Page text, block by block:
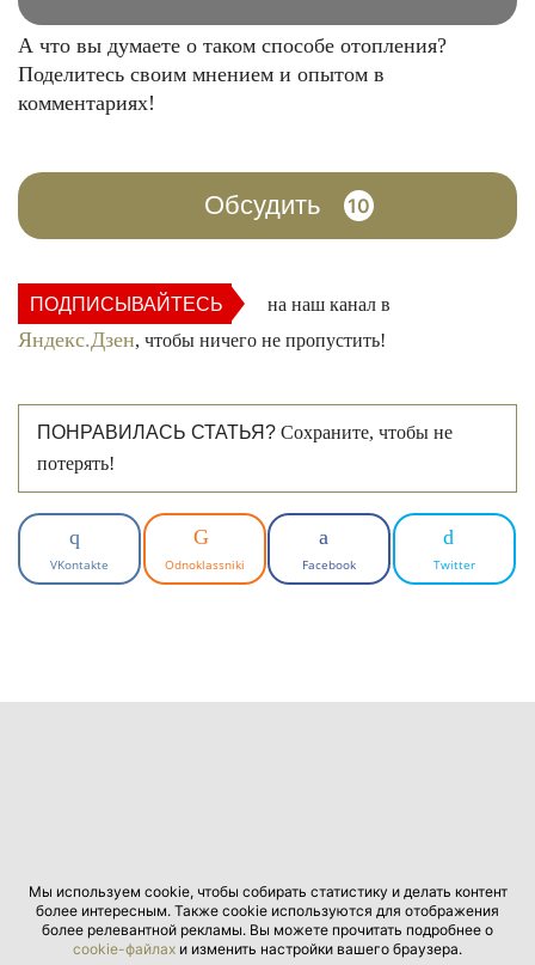
А что вы думаете о таком способе отопления?
Поделитесь своим мнением и опытом в
комментариях!
Обсудить 10
ПОДПИСЫВАЙТЕСЬ на наш канал в
Яндекс.Дзен, чтобы ничего не пропустить!
ПОНРАВИЛАСЬ СТАТЬЯ? Сохраните, чтобы не
потерять!
VKontakte Odnoklassniki Facebook Twitter
Мы используем cookie, чтобы собирать статистику и делать контент
более интересным. Также cookie используются для отображения
более релевантной рекламы. Вы можете прочитать подробнее о
cookie-файлах и изменить настройки вашего браузера.